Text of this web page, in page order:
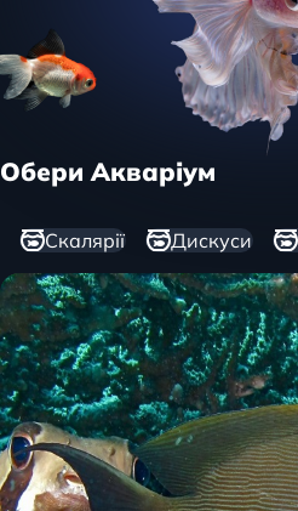
Обери Акваріум
Скалярії Дискуси